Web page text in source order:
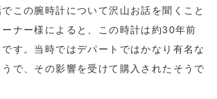
この腕時計について沢山お話を聞くこと
ナー様によると、この時計は約30年前
す。当時ではデパートではかなり有名な
で、その影響を受けて購入されたそうで